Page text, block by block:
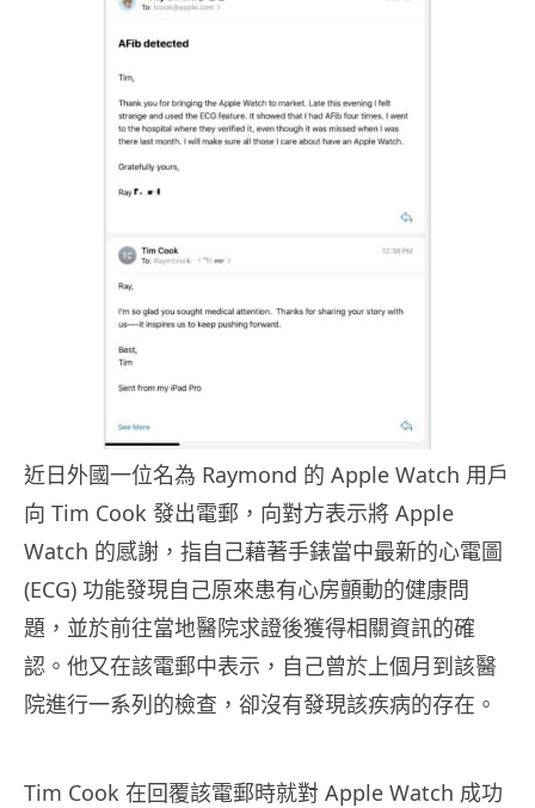
近日外國一位名為 Raymond 的 Apple Watch 用戶
向 Tim Cook 發出電郵，向對方表示將 Apple
Watch 的感謝，指自己藉著手錶當中最新的心電圖
(ECG) 功能發現自己原來患有心房顫動的健康問
題，並於前往當地醫院求證後獲得相關資訊的確
認。他又在該電郵中表示，自己曾於上個月到該醫
院進行一系列的檢查，卻沒有發現該疾病的存在。
Tim Cook 在回覆該電郵時就對 Apple Watch 成功